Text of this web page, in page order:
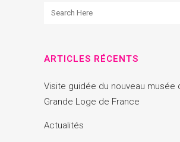
ARTICLES RÉCENTS
Visite guidée du nouveau musée
Grande Loge de France
Actualités